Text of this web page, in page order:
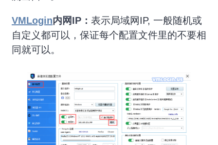
VMLogin内网IP： 表示局域网IP, 一般随机或
自定义都可以，保证每个配置文件里的不要相
同就可以。